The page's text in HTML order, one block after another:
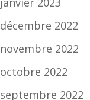
décembre 2022
novembre 2022
octobre 2022
septembre 2022